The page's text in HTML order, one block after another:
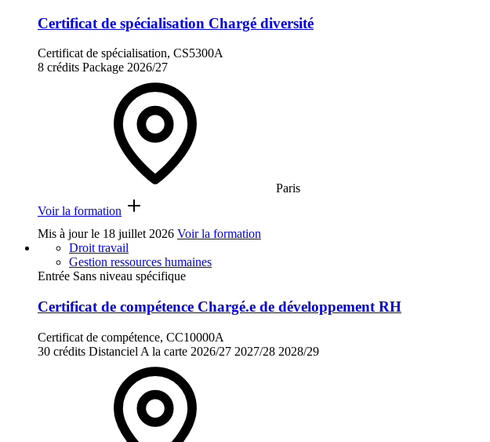
Certificat de spécialisation Chargé diversité
Certificat de spécialisation, CS5300A
8 crédits Package 2026/27
Paris
Voir la formation
Mis à jour le 18 juillet 2026 Voir la formation
Droit travail
Gestion ressources humaines
Entrée Sans niveau spécifique
Certificat de compétence Chargé.e de développement RH
Certificat de compétence, CC10000A
30 crédits Distanciel A la carte 2026/27 2027/28 2028/29